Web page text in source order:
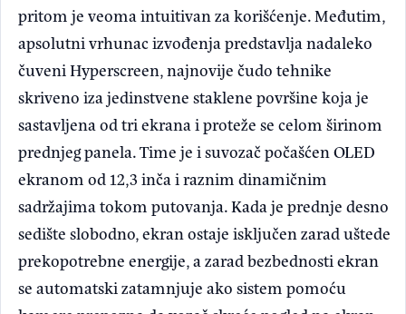
pritom je veoma intuitivan za korišćenje. Međutim,
apsolutni vrhunac izvođenja predstavlja nadaleko
čuveni Hyperscreen, najnovije čudo tehnike
skriveno iza jedinstvene staklene površine koja je
sastavljena od tri ekrana i proteže se celom širinom
prednjeg panela. Time je i suvozač počašćen OLED
ekranom od 12,3 inča i raznim dinamičnim
sadržajima tokom putovanja. Kada je prednje desno
sedište slobodno, ekran ostaje isključen zarad uštede
prekopotrebne energije, a zarad bezbednosti ekran
se automatski zatamnjuje ako sistem pomoću